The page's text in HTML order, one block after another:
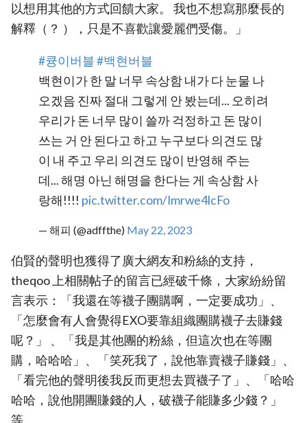
以想用其他的方式回饋大家。 我也不想寫那麼長的
解釋（？ ），只是不喜歡讓愛麗們受傷。」
#큥이버블#백현버블
백현이가 한 말 너무 속상함 내가 다 눈물 나
오겠음 진짜 절대 그렇게 안 봤는데... 오히려
우리가 돈 너무 많이 쓸까 걱정하고 돈 많이
쓰는 거 안 된다고 하고 누구보다 의견도 많
이 내 주고 우리 의견도 많이 반영해 주는
데... 해명 아닌 해명을 한다는 게 속상함 사
랑해!!!! pic.twitter.com/Imrwe4lcFo
— 해피 (@adffthe) May 22, 2023
伯賢的聲明也獲得了廣大網友和粉絲的支持，
theqoo 上相關帖子的留言已經破千條，大家紛紛留
言表示：「我還在等襪子團購啊，一定要成功」、
「怎麼會有人會覺得EXO要靠組織團購襪子去賺錢
呢？」 、「我是其他團的粉絲，但這次也在等團
購，哈哈哈」、「笑死我了，說他靠賣襪子賺錢」、
「看完他的聲明後我反而更想去買襪子了」、「哈哈
哈哈，說他開團賺錢的人，破襪子能賺多少錢？」
等。